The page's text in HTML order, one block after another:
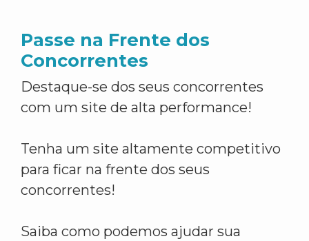
Passe na Frente dos
Concorrentes
Destaque-se dos seus concorrentes
com um site de alta performance!
Tenha um site altamente competitivo
para ficar na frente dos seus
concorrentes!
Saiba como podemos ajudar sua